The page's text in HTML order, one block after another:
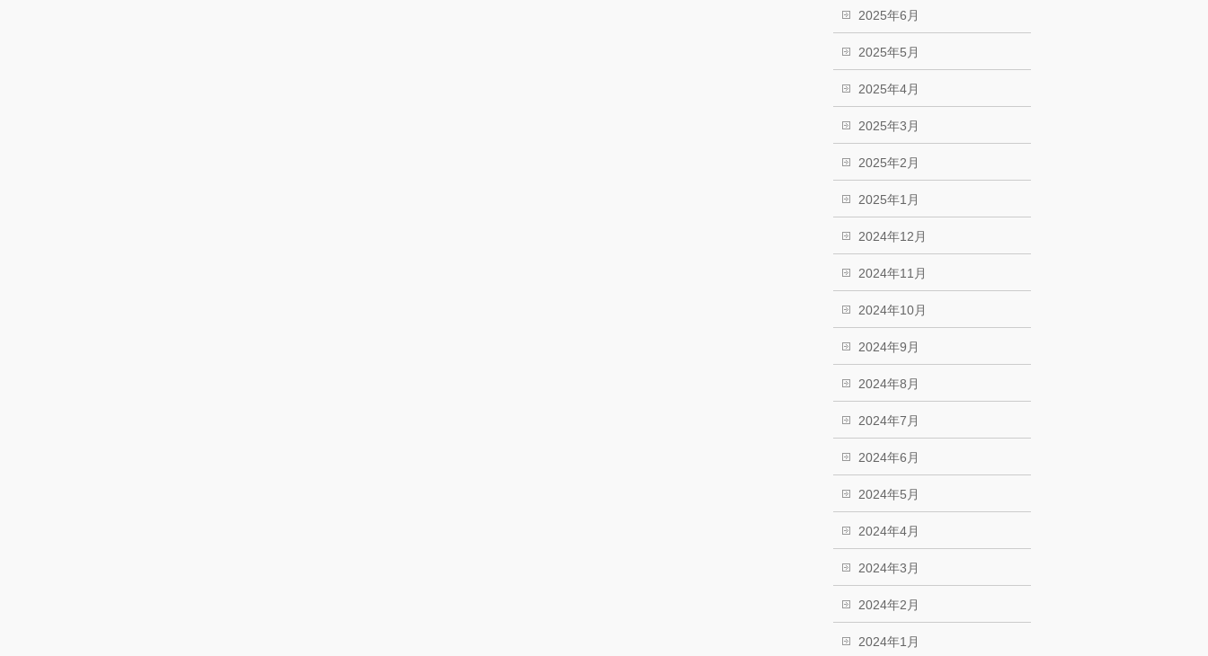
2025年6月
2025年5月
2025年4月
2025年3月
2025年2月
2025年1月
2024年12月
2024年11月
2024年10月
2024年9月
2024年8月
2024年7月
2024年6月
2024年5月
2024年4月
2024年3月
2024年2月
2024年1月